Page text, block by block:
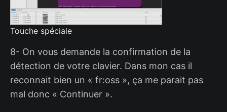
Touche spéciale
8- On vous demande la confirmation de la
détection de votre clavier. Dans mon cas il
reconnait bien un « fr:oss », ça me parait pas
mal donc « Continuer ».